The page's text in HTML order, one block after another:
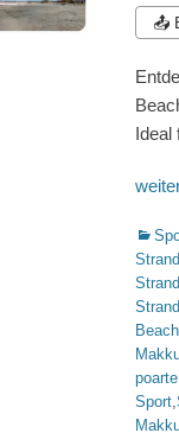
📤
Ideal
Strand
Strand
Strand
Beach
poarte
Sport,